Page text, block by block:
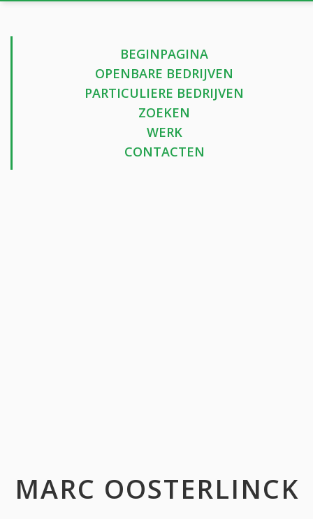
BEGINPAGINA
OPENBARE BEDRIJVEN
PARTICULIERE BEDRIJVEN
ZOEKEN
WERK
CONTACTEN
MARC OOSTERLINCK